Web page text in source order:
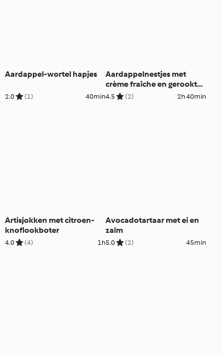
Aardappel-wortel hapjes
2.0 (1) 40min
Aardappelnestjes met
crème fraîche en gerookte
zalm
4.5 (2) 2h 40min
Artisjokken met citroen-
knoflookboter
4.0 (4) 1h
Avocadotartaar met ei en
zalm
5.0 (2) 45min